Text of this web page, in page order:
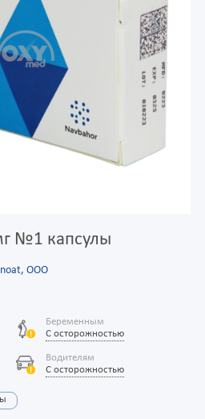
№1 капсулы
ООО
Беременным
С осторожностью
Водителям
С осторожностью